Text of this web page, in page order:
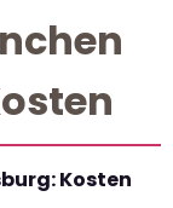
Kosten